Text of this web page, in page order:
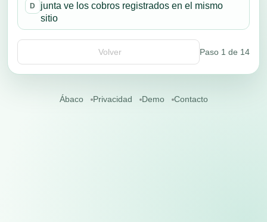
D
junta ve los cobros registrados en el mismo
sitio
Volver Paso 1 de 14
Ábaco Privacidad Demo Contacto